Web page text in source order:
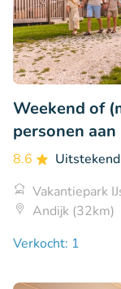
Weekend of
personen
8.6 Uitstekend
Vakantiepark
Andijk (32km)
Verkocht: 1